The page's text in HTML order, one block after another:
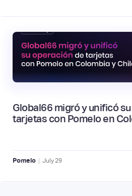
Global66 migró y unificó
tarjetas con Pomelo en
Pomelo | July 29